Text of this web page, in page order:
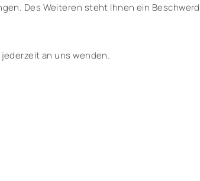
Des Weiteren steht Ihnen ein
an uns wenden.